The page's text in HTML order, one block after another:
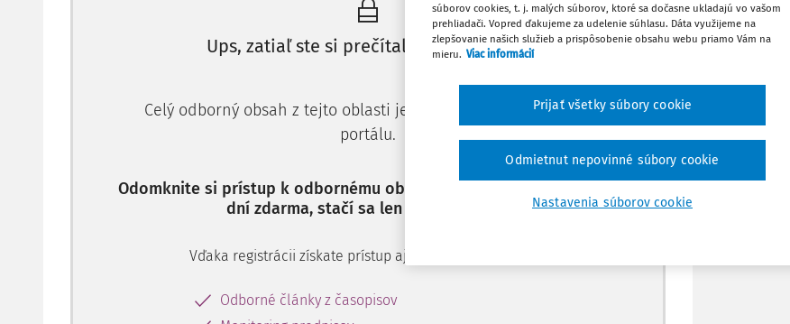
Ups, zatiaľ ste si prečítali len začiatok...
Celý odborný obsah z tejto oblasti je dostupný predplatiteľom
portálu.
Odomknite si prístup k odbornému obsahu a získajte prístup na 10
dní zdarma, stačí sa len zaregistrovať.
Vďaka registrácii získate prístup aj k vybranému obsahu:
Odborné články z časopisov
Stiahnuť
súborov cookies, t. j. malých súborov, ktoré sa dočasne ukladajú vo vašom
prehliadači. Vopred ďakujeme za udelenie súhlasu. Dáta využijeme na
zlepšovanie našich služieb a prispôsobenie obsahu webu priamo Vám na
mieru. Viac informácií
Nastavenia súborov cookie
Odmietnut nepovinné súbory cookie
Prijať všetky súbory cookie